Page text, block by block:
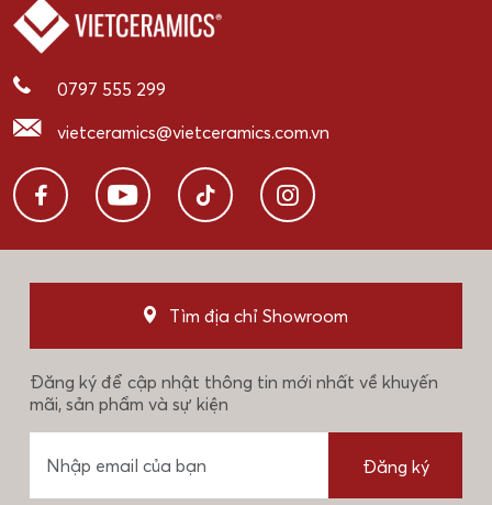
0797 555 299
vietceramics@vietceramics.com.vn
Tìm địa chỉ Showroom
Đăng ký để cập nhật thông tin mới nhất về khuyến
mãi, sản phẩm và sự kiện
Đăng ký